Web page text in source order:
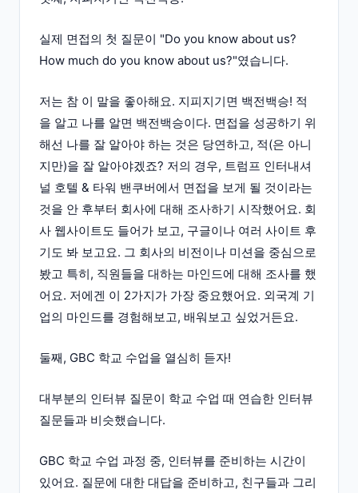
실제 면접의 첫 질문이 "Do you know about us?
How much do you know about us?"였습니다.
저는 참 이 말을 좋아해요. 지피지기면 백전백승! 적
을 알고 나를 알면 백전백승이다. 면접을 성공하기 위
해선 나를 잘 알아야 하는 것은 당연하고, 적(은 아니
지만)을 잘 알아야겠죠? 저의 경우, 트럼프 인터내셔
널 호텔 & 타워 밴쿠버에서 면접을 보게 될 것이라는
것을 안 후부터 회사에 대해 조사하기 시작했어요. 회
사 웹사이트도 들어가 보고, 구글이나 여러 사이트 후
기도 봐 보고요. 그 회사의 비전이나 미션을 중심으로
봤고 특히, 직원들을 대하는 마인드에 대해 조사를 했
어요. 저에겐 이 2가지가 가장 중요했어요. 외국계 기
업의 마인드를 경험해보고, 배워보고 싶었거든요.
둘째, GBC 학교 수업을 열심히 듣자!
대부분의 인터뷰 질문이 학교 수업 때 연습한 인터뷰
질문들과 비슷했습니다.
GBC 학교 수업 과정 중, 인터뷰를 준비하는 시간이
있어요. 질문에 대한 대답을 준비하고, 친구들과 그리